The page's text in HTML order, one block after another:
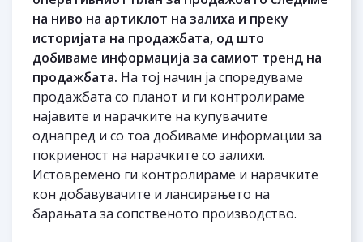
на ниво на артиклот на залиха и преку
историјата на продажбата, од што
добиваме информација за самиот тренд на
продажбата. На тој начин ја споредуваме
продажбата со планот и ги контролираме
најавите и нарачките на купувачите
однапред и со тоа добиваме информации за
покриеност на нарачките со залихи.
Истовремено ги контролираме и нарачките
кон добавувачите и лансирањето на
барањата за сопственото производство.